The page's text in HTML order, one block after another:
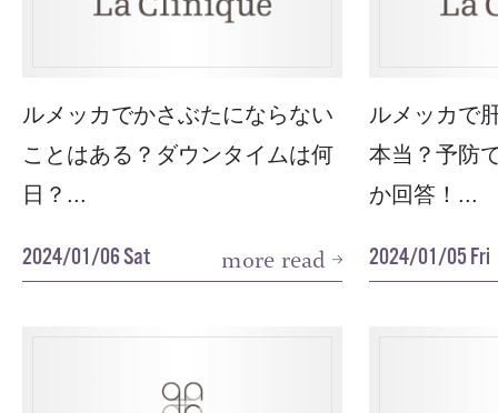
ルメッカでかさぶたにならない
ことはある？ダウンタイムは何
日？...
2024/01/06 Sat more read
ルメッカで
本当？予防
か回答！...
2024/01/05 Fri